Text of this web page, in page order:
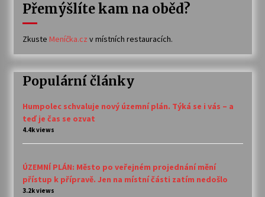
Přemýšlíte kam na oběd?
Zkuste Meníčka.cz v místních restauracích.
Populární články
Humpolec schvaluje nový územní plán. Týká se i vás – a
teď je čas se ozvat
4.4k views
ÚZEMNÍ PLÁN: Město po veřejném projednání mění
přístup k přípravě. Jen na místní části zatím nedošlo
3.2k views